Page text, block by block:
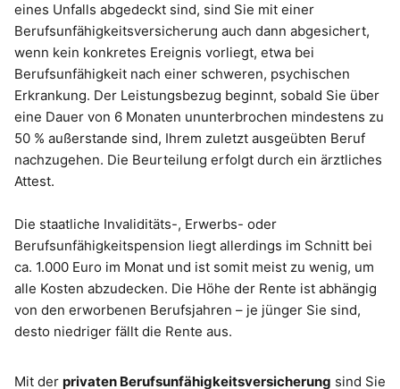
eines Unfalls abgedeckt sind, sind Sie mit einer
Berufsunfähigkeitsversicherung auch dann abgesichert,
wenn kein konkretes Ereignis vorliegt, etwa bei
Berufsunfähigkeit nach einer schweren, psychischen
Erkrankung. Der Leistungsbezug beginnt, sobald Sie über
eine Dauer von 6 Monaten ununterbrochen mindestens zu
50 % außerstande sind, Ihrem zuletzt ausgeübten Beruf
nachzugehen. Die Beurteilung erfolgt durch ein ärztliches
Attest.
Die staatliche Invaliditäts-, Erwerbs- oder
Berufsunfähigkeitspension liegt allerdings im Schnitt bei
ca. 1.000 Euro im Monat und ist somit meist zu wenig, um
alle Kosten abzudecken. Die Höhe der Rente ist abhängig
von den erworbenen Berufsjahren – je jünger Sie sind,
desto niedriger fällt die Rente aus.
Mit der privaten Berufsunfähigkeitsversicherung sind Sie